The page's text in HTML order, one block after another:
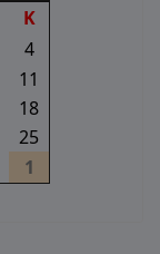
Κ
4
11
18
25
1